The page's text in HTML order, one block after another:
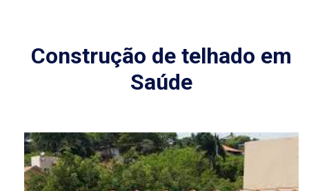
Construção de telhado em
Saúde